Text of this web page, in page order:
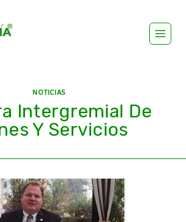
NOTICIAS
Intergremial De
Y Servicios